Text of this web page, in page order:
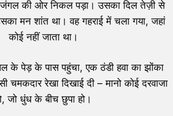
की ओर निकल पड़ा। उसका दिल तेज़ी से
मन शांत था। वह गहराई में चला गया, जहां
कोई नहीं जाता था।
के पेड़ के पास पहुंचा, एक ठंडी हवा का झोंका
रेखा दिखाई दी – मानो कोई दरवाजा
जो धुंध के बीच छुपा हो।